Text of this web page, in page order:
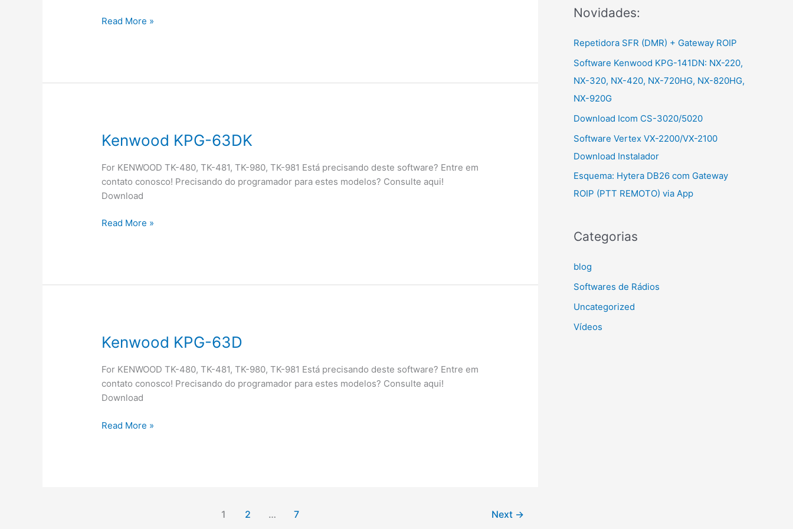
Kenwood
Read More »
Kenwood KPG-63DK
For KENWOOD TK-480, TK-481, TK-980, TK-981 Está precisando deste software? Entre em
contato conosco! Precisando do programador para estes modelos? Consulte aqui!
Download
Kenwood
Read More »
Kenwood KPG-63D
For KENWOOD TK-480, TK-481, TK-980, TK-981 Está precisando deste software? Entre em
contato conosco! Precisando do programador para estes modelos? Consulte aqui!
Download
Kenwood
Read More »
1 2 … 7 Next →
rNovidades:
Repetidora SFR (DMR) + Gateway ROIP
Software Kenwood KPG-141DN: NX-220,
NX-320, NX-420, NX-720HG, NX-820HG,
NX-920G
Download Icom CS-3020/5020
Software Vertex VX-2200/VX-2100
Download Instalador
Esquema: Hytera DB26 com Gateway
ROIP (PTT REMOTO) via App
Categorias
blog
Softwares de Rádios
Uncategorized
Vídeos